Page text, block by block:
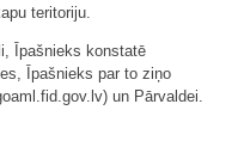
teritoriju.
Īpašnieks konstatē
Īpašnieks par to ziņo
un Pārvaldei.